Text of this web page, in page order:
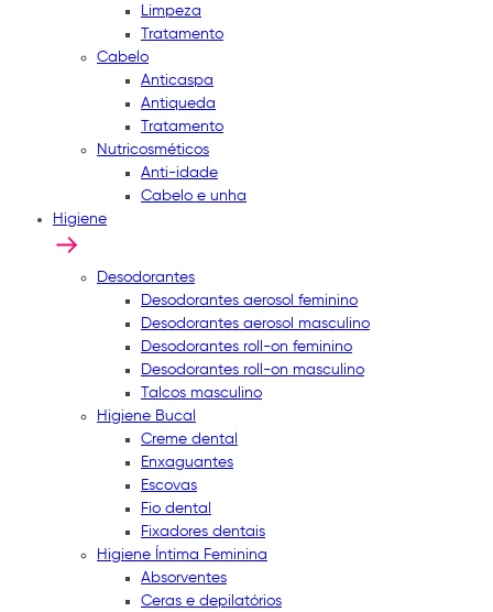
Limpeza
Tratamento
Cabelo
Anticaspa
Antiqueda
Tratamento
Nutricosméticos
Anti-idade
Cabelo e unha
Higiene
Desodorantes
Desodorantes aerosol feminino
Desodorantes aerosol masculino
Desodorantes roll-on feminino
Desodorantes roll-on masculino
Talcos masculino
Higiene Bucal
Creme dental
Enxaguantes
Escovas
Fio dental
Fixadores dentais
Higiene Íntima Feminina
Absorventes
Ceras e depilatórios